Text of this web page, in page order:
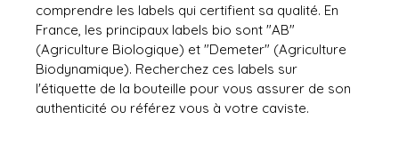
comprendre les labels qui certifient sa qualité. En
France, les principaux labels bio sont "AB"
(Agriculture Biologique) et "Demeter" (Agriculture
Biodynamique). Recherchez ces labels sur
l'étiquette de la bouteille pour vous assurer de son
authenticité ou référez vous à votre caviste.